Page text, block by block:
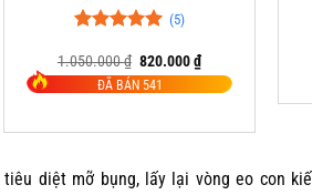
đánh giá
(5)
1.050.000₫ Giá
gốc
là:
820.000₫Giá
hiện
tại
ĐÃ BÁN 541
diệt mỡ bụng, lấy lại vòng eo con